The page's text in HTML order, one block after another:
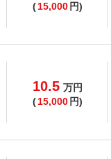
( 15,000 円)
10.5 万円
( 15,000 円)